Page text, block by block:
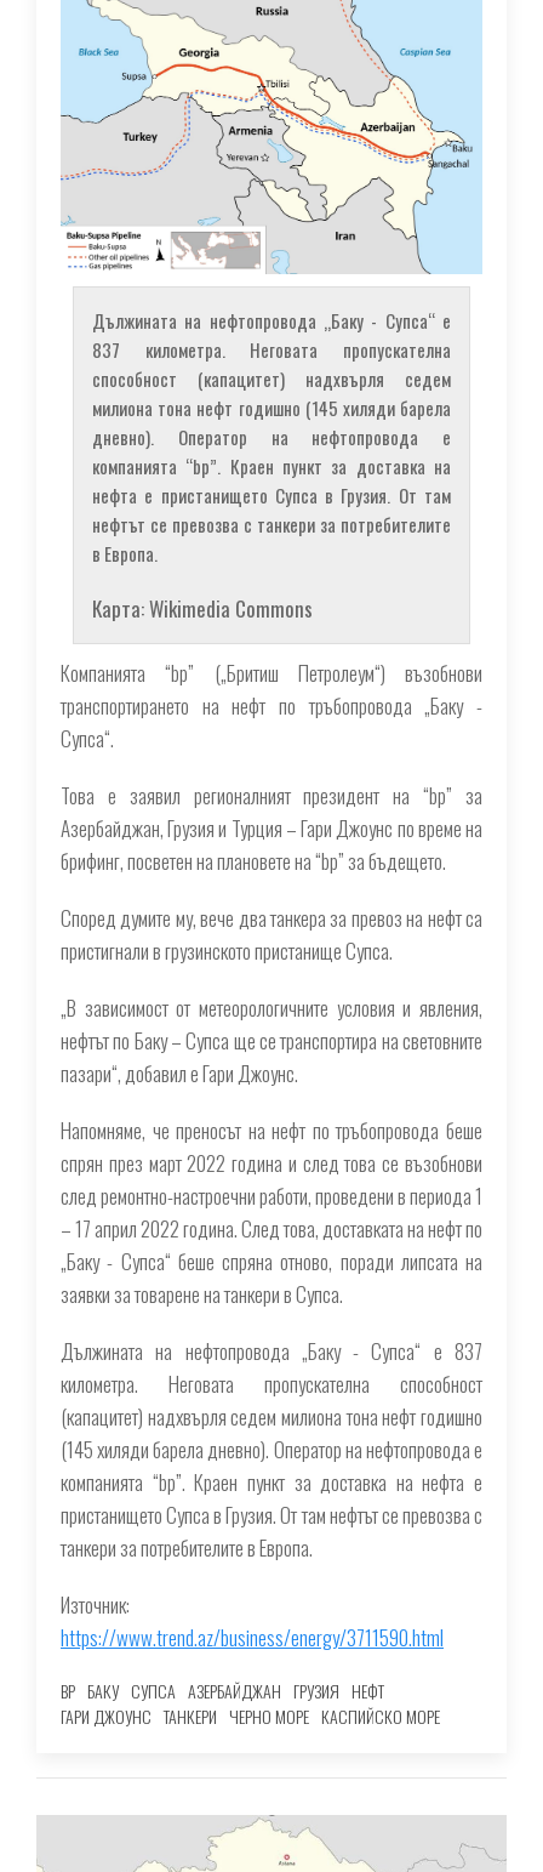
Дължината на нефтопровода „Баку - Супса“ е
837 километра. Неговата пропускателна
способност (капацитет) надхвърля седем
милиона тона нефт годишно (145 хиляди барела
дневно). Оператор на нефтопровода е
компанията “bp”. Краен пункт за доставка на
нефта е пристанището Супса в Грузия. От там
нефтът се превозва с танкери за потребителите
в Европа.
Карта: Wikimedia Commons
Компанията “bp” („Бритиш Петролеум“) възобнови
транспортирането на нефт по тръбопровода „Баку -
Супса“.
Това е заявил регионалният президент на “bp” за
Азербайджан, Грузия и Турция – Гари Джоунс по време на
брифинг, посветен на плановете на “bp” за бъдещето.
Според думите му, вече два танкера за превоз на нефт са
пристигнали в грузинското пристанище Супса.
„В зависимост от метеорологичните условия и явления,
нефтът по Баку – Супса ще се транспортира на световните
пазари“, добавил е Гари Джоунс.
Напомняме, че преносът на нефт по тръбопровода беше
спрян през март 2022 година и след това се възобнови
след ремонтно-настроечни работи, проведени в периода 1
– 17 април 2022 година. След това, доставката на нефт по
„Баку - Супса“ беше спряна отново, поради липсата на
заявки за товарене на танкери в Супса.
Дължината на нефтопровода „Баку - Супса“ е 837
километра. Неговата пропускателна способност
(капацитет) надхвърля седем милиона тона нефт годишно
(145 хиляди барела дневно). Оператор на нефтопровода е
компанията “bp”. Краен пункт за доставка на нефта е
пристанището Супса в Грузия. От там нефтът се превозва с
танкери за потребителите в Европа.
Източник:
https://www.trend.az/business/energy/3711590.html
BP БАКУ СУПСА АЗЕРБАЙДЖАН ГРУЗИЯ НЕФТ
ГАРИ ДЖОУНС ТАНКЕРИ ЧЕРНО МОРЕ КАСПИЙСКО МОРЕ